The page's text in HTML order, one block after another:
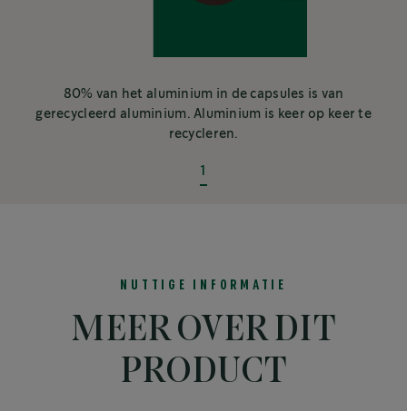
80% van het aluminium in de capsules is van
gerecycleerd aluminium. Aluminium is keer op keer te
recycleren.
1
NUTTIGE INFORMATIE
MEER OVER DIT
PRODUCT